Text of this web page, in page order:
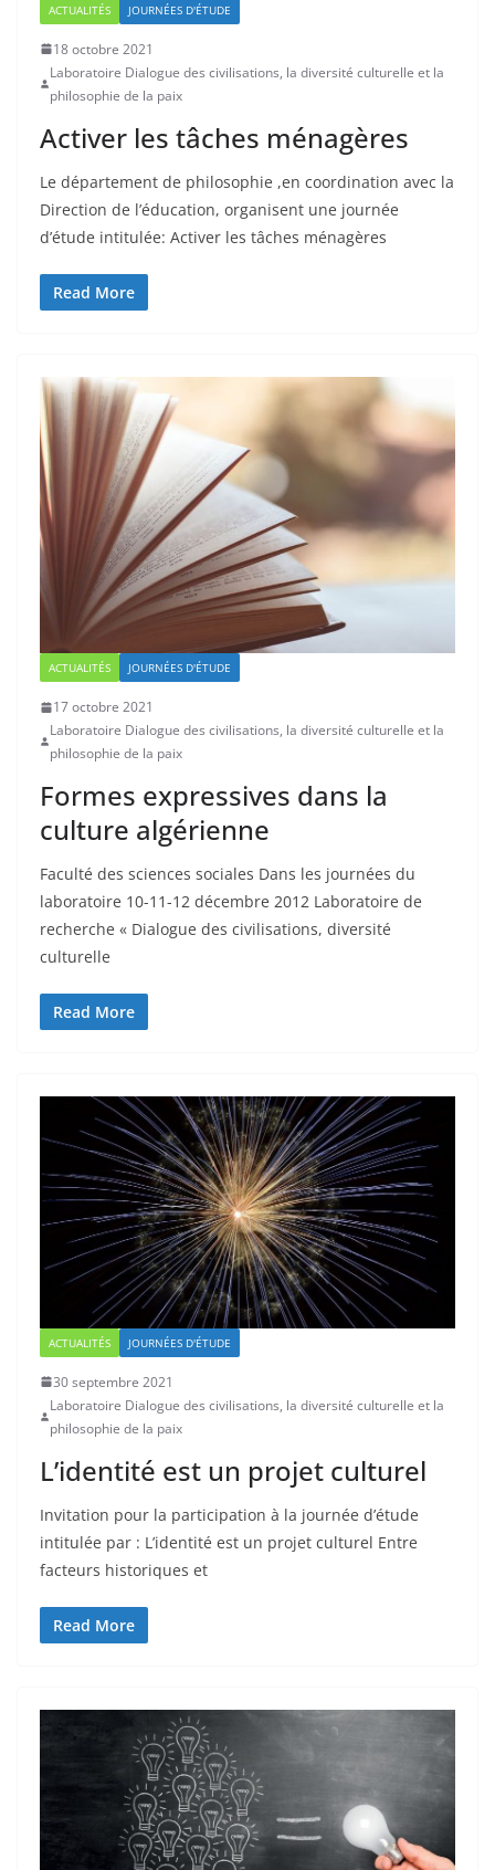
ACTUALITÉS JOURNÉES D'ÉTUDE
18 octobre 2021
Laboratoire Dialogue des civilisations, la diversité culturelle et la
philosophie de la paix
Activer les tâches ménagères
Le département de philosophie ,en coordination avec la
Direction de l’éducation, organisent une journée
d’étude intitulée: Activer les tâches ménagères
Read More
ACTUALITÉS JOURNÉES D'ÉTUDE
17 octobre 2021
Laboratoire Dialogue des civilisations, la diversité culturelle et la
philosophie de la paix
Formes expressives dans la
culture algérienne
Faculté des sciences sociales Dans les journées du
laboratoire 10-11-12 décembre 2012 Laboratoire de
recherche « Dialogue des civilisations, diversité
culturelle
Read More
ACTUALITÉS JOURNÉES D'ÉTUDE
30 septembre 2021
Laboratoire Dialogue des civilisations, la diversité culturelle et la
philosophie de la paix
L’identité est un projet culturel
Invitation pour la participation à la journée d’étude
intitulée par : L’identité est un projet culturel Entre
facteurs historiques et
Read More